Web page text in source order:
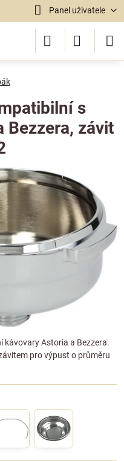
Panel uživatele
s
Bezzera, závit
kávovary Astoria a Bezzera.
pro výpust o průměru